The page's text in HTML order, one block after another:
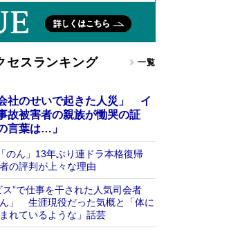
セスランキング 一覧
社のせいで起きた人災」 イ
故被害者の親族が慟哭の証
言葉は…」
のん」13年ぶり連ドラ本格復帰
の評判が上々な理由
ス”で仕事を干された人気司会者
ん」 生涯現役だった気概と「体に
れているような」話芸